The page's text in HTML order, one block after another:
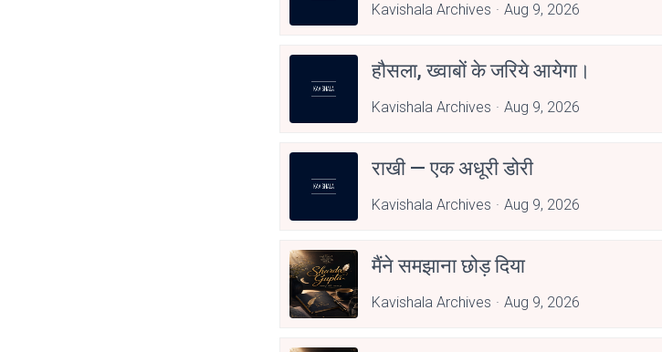
Kavishala Archives Aug 9, 2026
हौसला, ख्वाबों के जरिये आयेगा।
Kavishala Archives Aug 9, 2026
राखी — एक अधूरी डोरी
Kavishala Archives Aug 9, 2026
मैंने समझाना छोड़ दिया
Kavishala Archives Aug 9, 2026